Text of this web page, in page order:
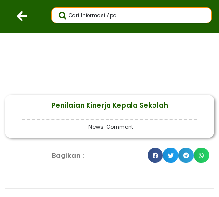
Penilaian Kinerja Kepala Sekolah
News Comment
Bagikan :